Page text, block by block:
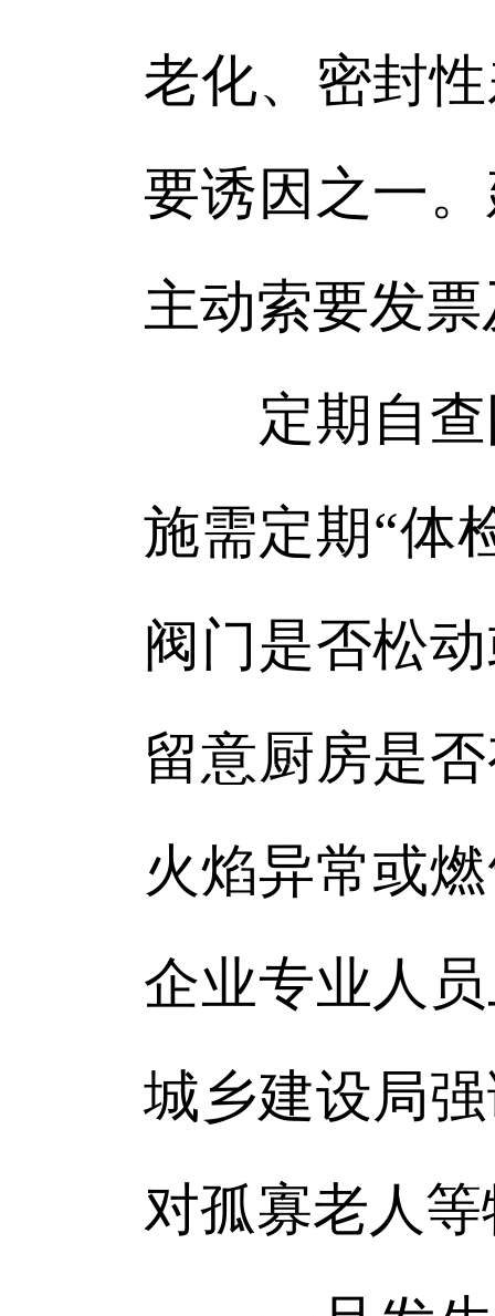
老化、密封
要诱因之一
主动索要发
定期自查
施需定期“体
阀门是否松
留意厨房是
火焰异常或
企业专业人
城乡建设局
对孤寡老人